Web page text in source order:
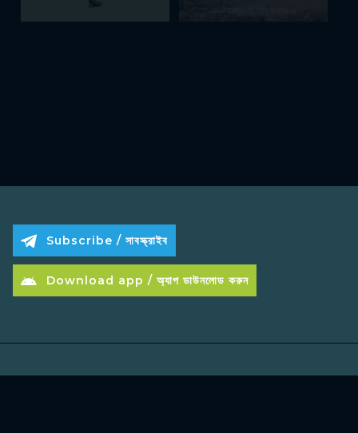
Subscribe / সাবস্ক্রাইব
Download app / অ্যাপ ডাউনলোড করুন